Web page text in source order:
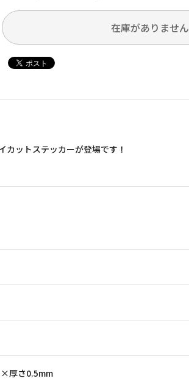
在庫がありません
ットステッカーが登場です！
厚さ0.5mm